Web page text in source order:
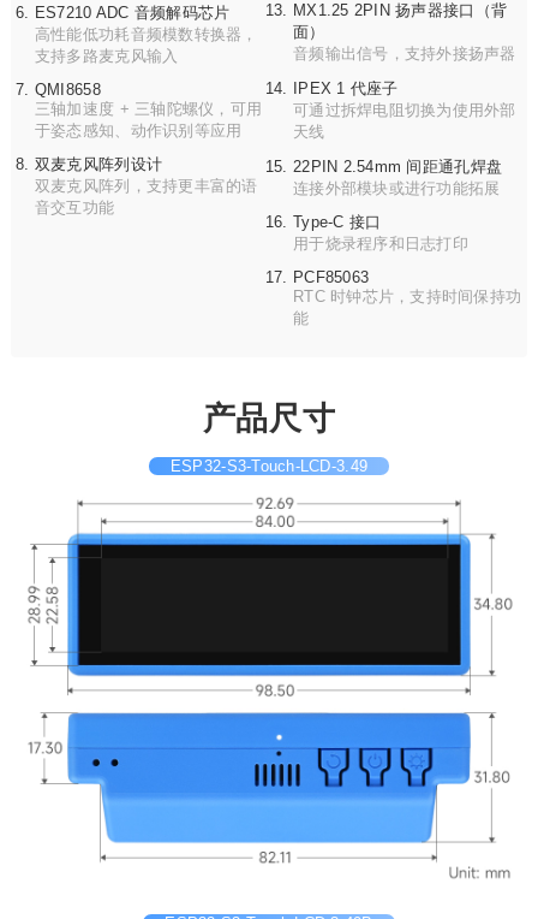
ES7210 ADC 音频解码芯片
高性能低功耗音频模数转换器，
支持多路麦克风输入
QMI8658
三轴加速度 + 三轴陀螺仪，可用
于姿态感知、动作识别等应用
双麦克风阵列设计
双麦克风阵列，支持更丰富的语
音交互功能
MX1.25 2PIN 扬声器接口（背
面）
音频输出信号，支持外接扬声器
IPEX 1 代座子
可通过拆焊电阻切换为使用外部
天线
22PIN 2.54mm 间距通孔焊盘
连接外部模块或进行功能拓展
Type-C 接口
用于烧录程序和日志打印
PCF85063
RTC 时钟芯片，支持时间保持功
能
产品尺寸
ESP32-S3-Touch-LCD-3.49